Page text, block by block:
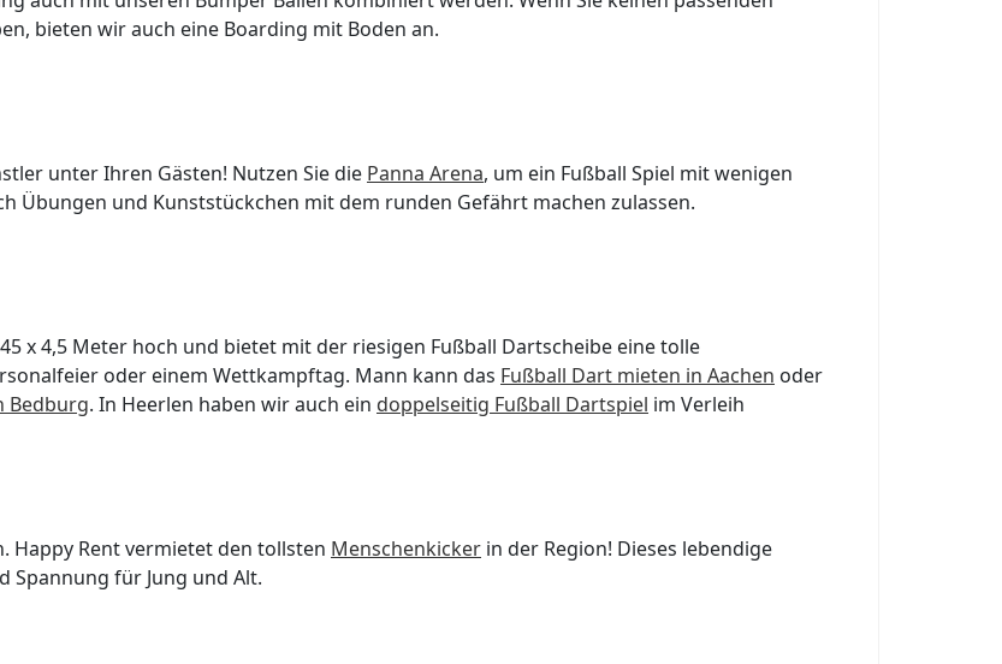
bieten wir auch eine Boarding mit Boden an.
unter Ihren Gästen! Nutzen Sie die Panna Arena, um ein Fußball Spiel mit wenigen
Übungen und Kunststückchen mit dem runden Gefährt machen zulassen.
x 4,5 Meter hoch und bietet mit der riesigen Fußball Dartscheibe eine tolle
oder einem Wettkampftag. Mann kann das Fußball Dart mieten in Aachen oder
Bedburg. In Heerlen haben wir auch ein doppelseitig Fußball Dartspiel im Verleih
Happy Rent vermietet den tollsten Menschenkicker in der Region! Dieses lebendige
Spannung für Jung und Alt.